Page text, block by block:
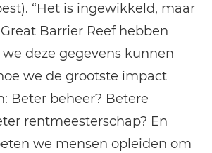
“Het is ingewikkeld, maar
Barrier Reef hebben
deze gegevens kunnen
we de grootste impact
Beter beheer? Betere
rentmeesterschap? En
we mensen opleiden om